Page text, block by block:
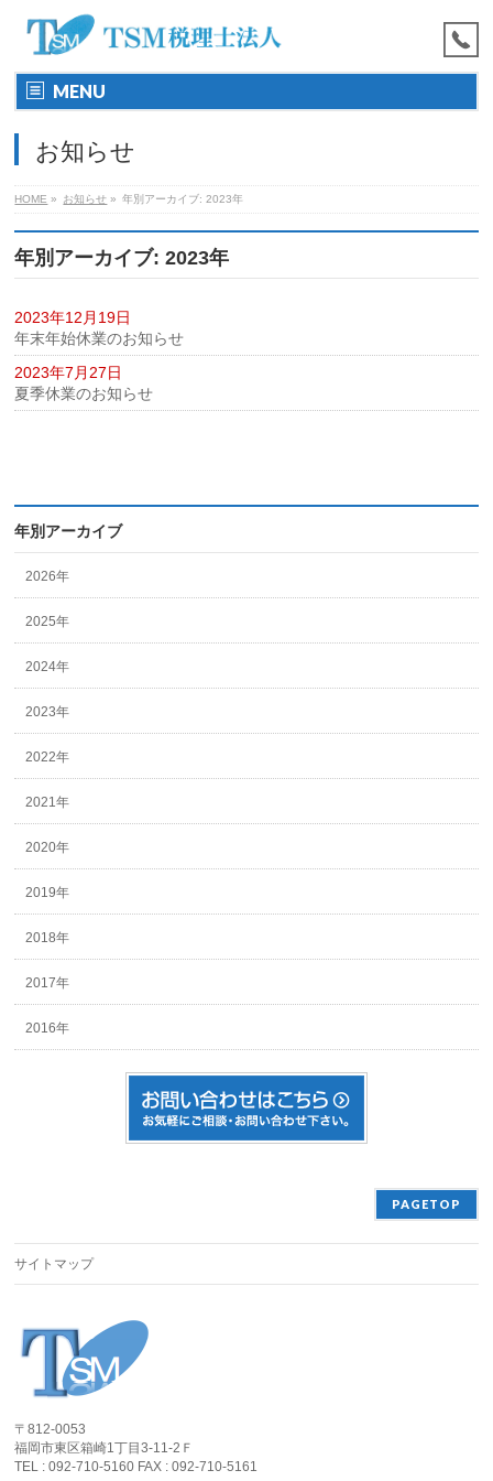
MENU
お知らせ
HOME » お知らせ » 年別アーカイブ: 2023年
年別アーカイブ: 2023年
2023年12月19日
年末年始休業のお知らせ
2023年7月27日
夏季休業のお知らせ
年別アーカイブ
2026年
2025年
2024年
2023年
2022年
2021年
2020年
2019年
2018年
2017年
2016年
PAGETOP
サイトマップ
〒812-0053
福岡市東区箱崎1丁目3-11-2Ｆ
TEL : 092-710-5160 FAX : 092-710-5161